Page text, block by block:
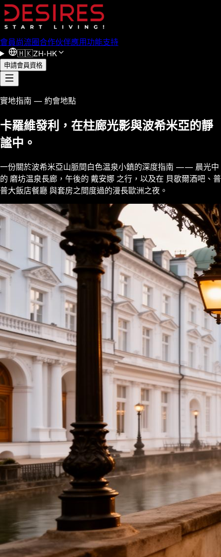
會員尚流圈合作伙伴應用功能支持
🇭🇰ZH-HK
申請會員資格
實地指南 — 約會地點
卡羅維發利，在柱廊光影與波希米亞的靜
謐中。
一份關於波希米亞山脈間白色温泉小鎮的深度指南 —— 晨光中
的 磨坊温泉長廊，午後的 戴安娜 之行，以及在 貝歇爾酒吧、普
普大飯店餐廳 與套房之間度過的漫長歐洲之夜。